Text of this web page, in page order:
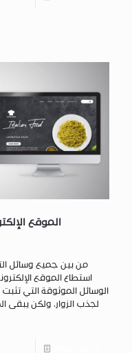
الموقع
استطاع الموقع
الوسائل الموثوقة التي
لجذب الزوار، ولكن يبقى